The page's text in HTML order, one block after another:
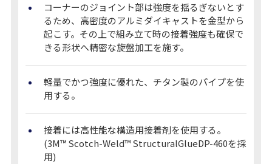
コーナーのジョイント部は強度を揺るぎないとす
るため、高密度のアルミダイキャストを金型から
起こす。その上で組み立て時の接着強度も確保で
きる形状へ精密な旋盤加工を施す。
軽量でかつ強度に優れた、チタン製のパイプを使
用する。
接着には高性能な構造用接着剤を使用する。
(3M™ Scotch-Weld™ StructuralGlueDP-460を採
用)